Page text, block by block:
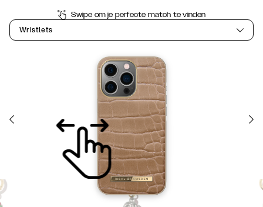
Swipe om je perfecte match te vinden
Wristlets